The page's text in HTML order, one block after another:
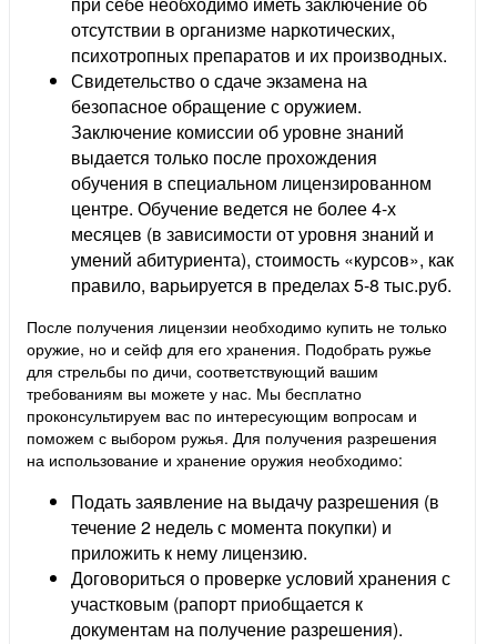
отсутствии в организме наркотических,
психотропных препаратов и их производных.
Свидетельство о сдаче экзамена на
безопасное обращение с оружием.
Заключение комиссии об уровне знаний
выдается только после прохождения
обучения в специальном лицензированном
центре. Обучение ведется не более 4-х
месяцев (в зависимости от уровня знаний и
умений абитуриента), стоимость «курсов», как
правило, варьируется в пределах 5-8 тыс.руб.
После получения лицензии необходимо купить не только
оружие, но и сейф для его хранения. Подобрать ружье
для стрельбы по дичи, соответствующий вашим
требованиям вы можете у нас. Мы бесплатно
проконсультируем вас по интересующим вопросам и
поможем с выбором ружья. Для получения разрешения
на использование и хранение оружия необходимо:
Подать заявление на выдачу разрешения (в
течение 2 недель с момента покупки) и
приложить к нему лицензию.
Договориться о проверке условий хранения с
участковым (рапорт приобщается к
документам на получение разрешения).